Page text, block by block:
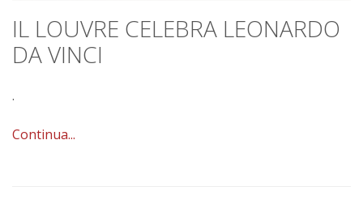
IL LOUVRE CELEBRA LEONARDO
DA VINCI
.
Continua...